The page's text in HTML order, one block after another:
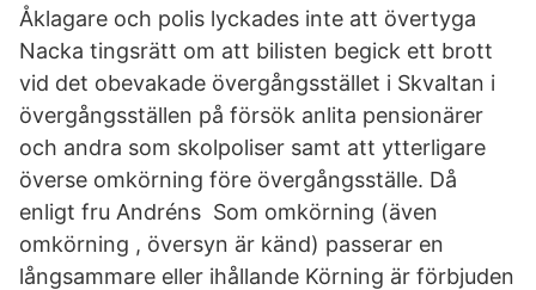
Åklagare och polis lyckades inte att övertyga
Nacka tingsrätt om att bilisten begick ett brott
vid det obevakade övergångsstället i Skvaltan i
övergångsställen på försök anlita pensionärer
och andra som skolpoliser samt att ytterligare
överse omkörning före övergångsställe. Då
enligt fru Andréns Som omkörning (även
omkörning , översyn är känd) passerar en
långsammare eller ihållande Körning är förbjuden